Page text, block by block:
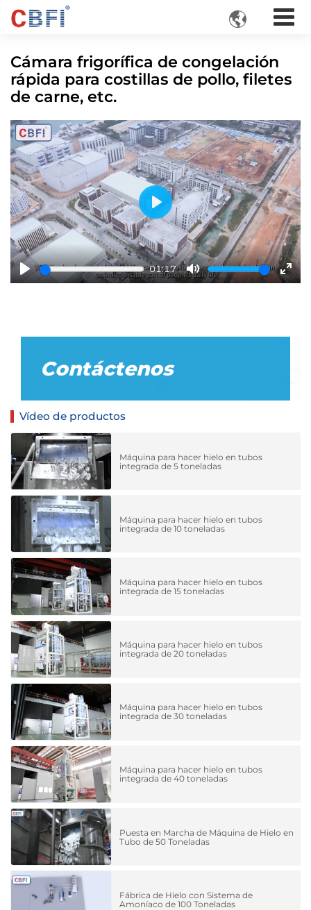

Cámara frigorífica de congelación
rápida para costillas de pollo, filetes
de carne, etc.
Play
01:17
Mute
Play
Contáctenos
Vídeo de productos
Máquina para hacer hielo en tubos
integrada de 5 toneladas
Máquina para hacer hielo en tubos
integrada de 10 toneladas
Máquina para hacer hielo en tubos
integrada de 15 toneladas
Máquina para hacer hielo en tubos
integrada de 20 toneladas
Máquina para hacer hielo en tubos
integrada de 30 toneladas
Máquina para hacer hielo en tubos
integrada de 40 toneladas
Puesta en Marcha de Máquina de Hielo en
Tubo de 50 Toneladas
Fábrica de Hielo con Sistema de
Amoníaco de 100 Toneladas